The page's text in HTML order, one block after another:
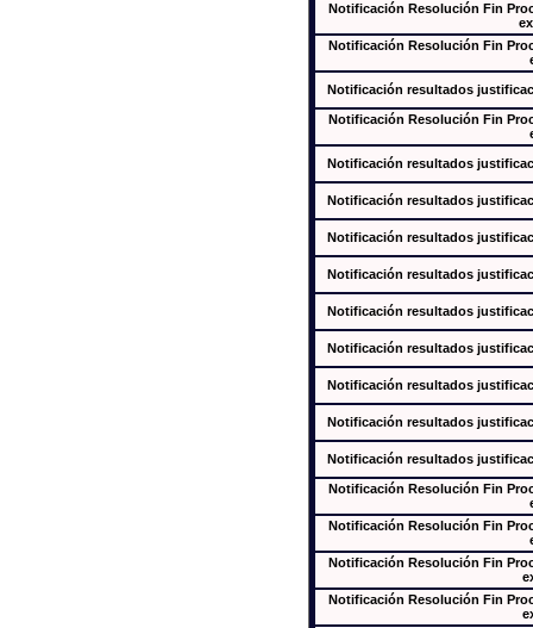
Notificación Resolución Fin
Notificación Resolución Fin
Notificación resultados
Notificación Resolución Fin
Notificación resultados
Notificación resultados
Notificación resultados
Notificación resultados
Notificación resultados
Notificación resultados
Notificación resultados
Notificación resultados
Notificación resultados
Notificación Resolución Fin
Notificación Resolución Fin
Notificación Resolución Fin
Notificación Resolución Fin